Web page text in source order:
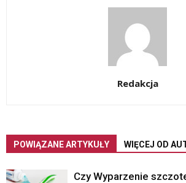
Redakcja
POWIĄZANE ARTYKUŁY WIĘCEJ OD
Czy Wyparzenie